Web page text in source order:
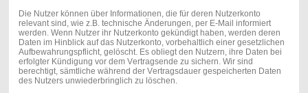
Die Nutzer können über Informationen, die für deren Nutzerkonto
relevant sind, wie z.B. technische Änderungen, per E-Mail informiert
werden. Wenn Nutzer ihr Nutzerkonto gekündigt haben, werden deren
Daten im Hinblick auf das Nutzerkonto, vorbehaltlich einer gesetzlichen
Aufbewahrungspflicht, gelöscht. Es obliegt den Nutzern, ihre Daten bei
erfolgter Kündigung vor dem Vertragsende zu sichern. Wir sind
berechtigt, sämtliche während der Vertragsdauer gespeicherten Daten
des Nutzers unwiederbringlich zu löschen.